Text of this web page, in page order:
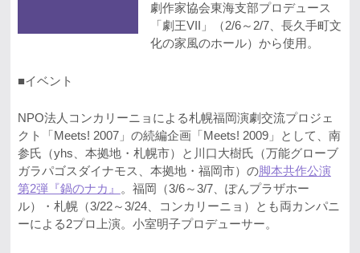
劇作家協会東海支部プロデュース
「劇王VII」（2/6～2/7、長久手町文
化の家風のホール）から使用。
■イベント
NPO法人コンカリーニョによる札幌福岡演劇交流プロジェ
クト「Meets! 2007」の続編企画「Meets! 2009」として、南
参氏（yhs、本拠地・札幌市）と川口大樹氏（万能グローブ
ガラパゴスダイナモス、本拠地・福岡市）の脚本共作公演
第2弾『鍋のナカ』
。福岡（3/6～3/7、ぽんプラザホー
ル）・札幌（3/22～3/24、コンカリーニョ）とも両カンパニ
ーによる2プロ上演。小室明子プロデューサー。